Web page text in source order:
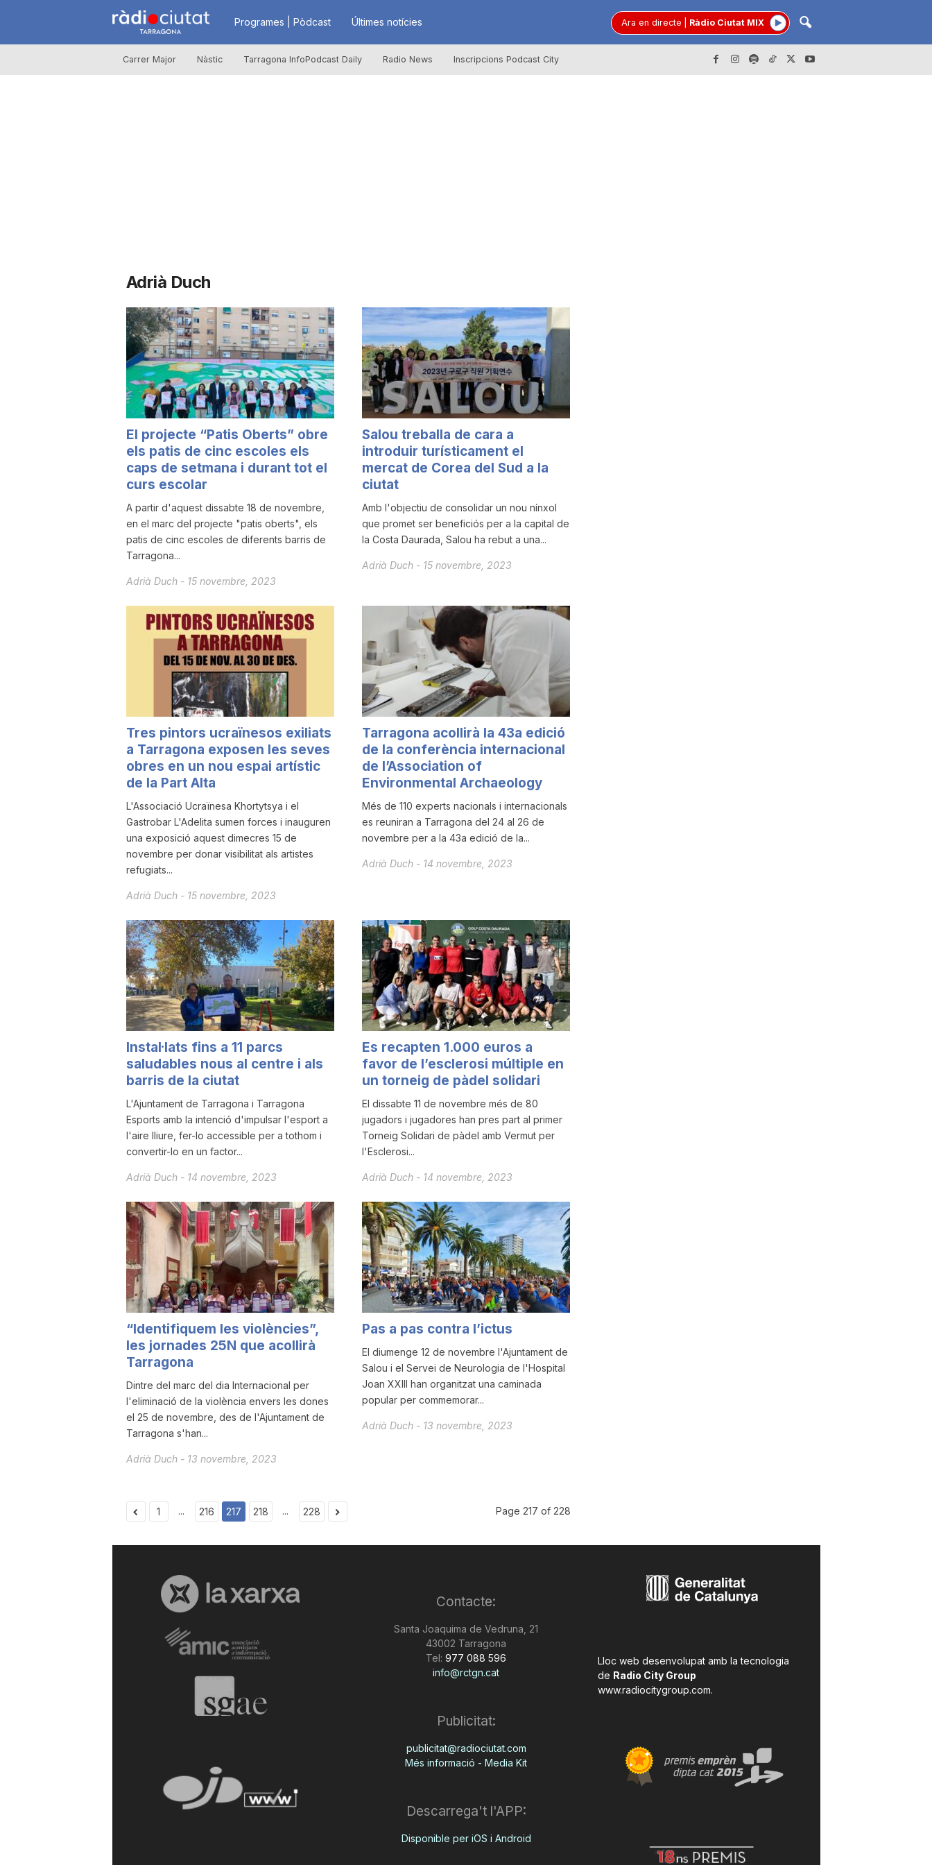
R
à
i
u
t
a
t
d
a
r
r
g
a
Programes | Pòdcast Últimes notícies Ara en directe Ràdio Ciutat MIX
Carrer Major Nàstic Tarragona InfoPodcast Daily Radio News Inscripcions Podcast City
Adrià Duch
El projecte “Patis Oberts” obre
els patis de cinc escoles els
caps de setmana i durant tot el
curs escolar
A partir d'aquest dissabte 18 de novembre,
en el marc del projecte "patis oberts", els
patis de cinc escoles de diferents barris de
Tarragona...
Adrià Duch - 15 novembre, 2023
Salou treballa de cara a
introduir turísticament el
mercat de Corea del Sud a la
ciutat
Amb l'objectiu de consolidar un nou nínxol
que promet ser beneficiós per a la capital de
la Costa Daurada, Salou ha rebut a una...
Adrià Duch - 15 novembre, 2023
Tres pintors ucraïnesos exiliats
a Tarragona exposen les seves
obres en un nou espai artístic
de la Part Alta
L'Associació Ucraïnesa Khortytsya i el
Gastrobar L'Adelita sumen forces i inauguren
una exposició aquest dimecres 15 de
novembre per donar visibilitat als artistes
refugiats...
Adrià Duch - 15 novembre, 2023
Tarragona acollirà la 43a edició
de la conferència internacional
de l’Association of
Environmental Archaeology
Més de 110 experts nacionals i internacionals
es reuniran a Tarragona del 24 al 26 de
novembre per a la 43a edició de la...
Adrià Duch - 14 novembre, 2023
Instal·lats fins a 11 parcs
saludables nous al centre i als
barris de la ciutat
L'Ajuntament de Tarragona i Tarragona
Esports amb la intenció d'impulsar l'esport a
l'aire lliure, fer-lo accessible per a tothom i
convertir-lo en un factor...
Adrià Duch - 14 novembre, 2023
Es recapten 1.000 euros a
favor de l’esclerosi múltiple en
un torneig de pàdel solidari
El dissabte 11 de novembre més de 80
jugadors i jugadores han pres part al primer
Torneig Solidari de pàdel amb Vermut per
l'Esclerosi...
Adrià Duch - 14 novembre, 2023
“Identifiquem les violències”,
les jornades 25N que acollirà
Tarragona
Dintre del marc del dia Internacional per
l'eliminació de la violència envers les dones
el 25 de novembre, des de l'Ajuntament de
Tarragona s'han...
Adrià Duch - 13 novembre, 2023
Pas a pas contra l’ictus
El diumenge 12 de novembre l'Ajuntament de
Salou i el Servei de Neurologia de l'Hospital
Joan XXIII han organitzat una caminada
popular per commemorar...
Adrià Duch - 13 novembre, 2023
1 ... 216 217 218 ... 228 Page 217 of 228
Contacte:
Santa Joaquima de Vedruna, 21
43002 Tarragona
Tel: 977 088 596
info@rctgn.cat
Publicitat:
publicitat@radiociutat.com
Més informació - Media Kit
Descarrega't l'APP:
Disponible per iOS i Android
Lloc web desenvolupat amb la tecnologia
de Radio City Group
www.radiocitygroup.com.